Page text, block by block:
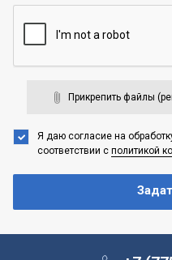
Прикрепить файлы
Я даю согласие на
соответствии с политикой